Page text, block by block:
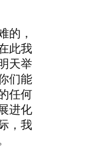
的，
此我
天举
们能
任何
进化
，我